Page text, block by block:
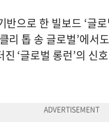
으로 한 빌보드 ‘글
리 톱 송 글로벌’에
‘글로벌 롱런’의 신